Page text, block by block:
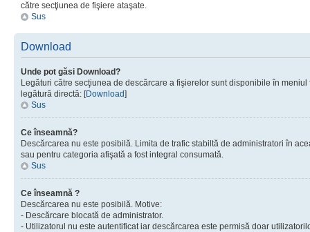
către secţiunea de fişiere ataşate.
Sus
Download
Unde pot găsi Download?
Legături către secţiunea de descărcare a fişierelor sunt disponibile în
legătură directă: [Download]
Sus
Ce înseamnă?
Descărcarea nu este posibilă. Limita de trafic stabiltă de administratori în
sau pentru categoria afişată a fost integral consumată.
Sus
Ce înseamnă ?
Descărcarea nu este posibilă. Motive:
- Descărcare blocată de administrator.
- Utilizatorul nu este autentificat iar descărcarea este permisă doar